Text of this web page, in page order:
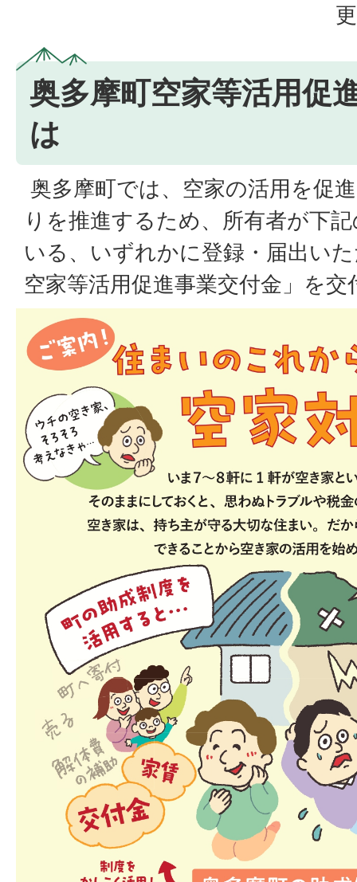
奥多摩町空家等活用促
は
奥多摩町では、空家の活用を促
りを推進するため、所有者が下
いる、いずれかに登録・届出い
空家等活用促進事業交付金」を